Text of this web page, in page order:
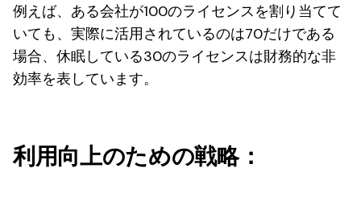
例えば、ある会社が100のライセンスを割り当てて
いても、実際に活用されているのは70だけである
場合、休眠している30のライセンスは財務的な非
効率を表しています。
利用向上のための戦略：